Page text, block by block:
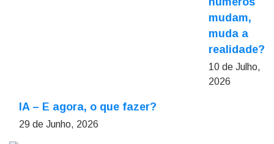
mudam,
muda a
realidade?
10 de Julho,
2026
IA – E agora, o que fazer?
29 de Junho, 2026